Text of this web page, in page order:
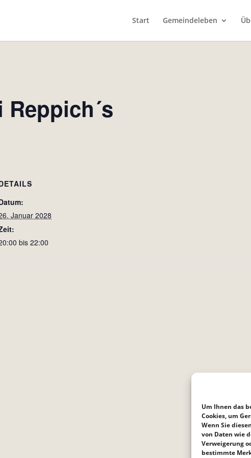
Um Ihnen das
Cookies, um
Wenn Sie
von Daten wie
Verweigerung
bestimmte
Start Gemeindeleben
Januar 2028
bis 22:00